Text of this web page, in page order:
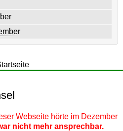
Webseite hörte im Dezember
nicht mehr ansprechbar.